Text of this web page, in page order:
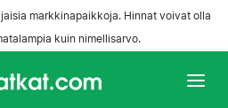
markkinapaikkoja. Hinnat voivat olla
kuin nimellisarvo.